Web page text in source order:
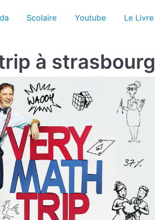
Scolaire Youtube Le Livre
à strasbourg